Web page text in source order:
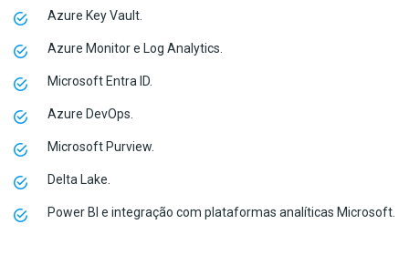
Azure Key Vault.
Azure Monitor e Log Analytics.
Microsoft Entra ID.
Azure DevOps.
Microsoft Purview.
Delta Lake.
Power BI e integração com plataformas analíticas Microsoft.